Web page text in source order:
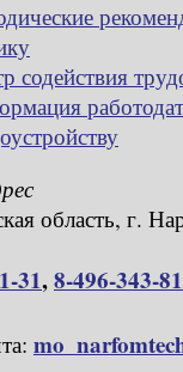
содействия
область, г.
31,8-496-343-